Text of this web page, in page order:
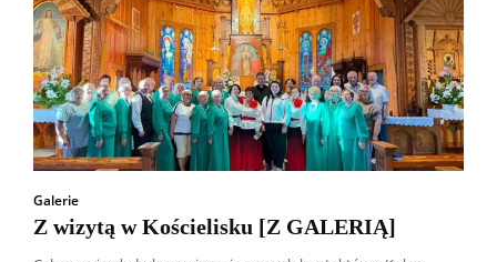
Galerie
Z wizytą w Kościelisku [Z GALERIĄ]